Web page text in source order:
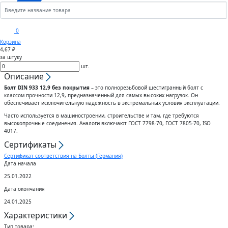
0
Корзина
Анкеры
Шплинты
Штифты
Дюбели
Шурупы
Гвозди
Спец.крепеж
Шпоночный материал
Скобы
Крюки
Вертлюги
Блоки
Сектора управления к
дроссельному клапану
Воздуховоды гибкие
Диффузоры для вентиляции
Штампованные изделия
Клапаны
Воздухо-распределители
4,67 ₽
за штуку
шт.
Описание
Болт DIN 933 12,9 без покрытия– это полнорезьбовой шестигранный болт с
классом прочности 12,9, предназначенный для самых высоких нагрузок. Он
обеспечивает исключительную надежность в экстремальных условия эксплуатации.
Часто используется в машиностроении, строительстве и там, где требуются
высокопрочные соединения. Аналоги включают ГОСТ 7798-70, ГОСТ 7805-70, ISO
4017.
Сертификаты
Сертификат соответствия на Болты (Германия)
Дата начала
25.01.2022
Дата окончания
24.01.2025
Характеристики